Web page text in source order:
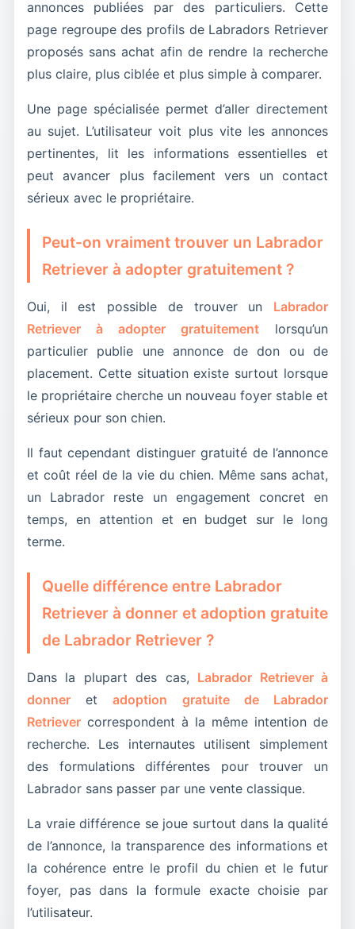
foyer. Traiter ce sujet dans la page renforce la
qualité éditoriale sans quitter l’intention
principale liée à l’adoption gratuite de Labrador
Retriever.
annonces publiées par des particuliers. Cette
page regroupe des profils de Labradors Retriever
proposés sans achat afin de rendre la recherche
plus claire, plus ciblée et plus simple à comparer.
Une page spécialisée permet d’aller directement
au sujet. L’utilisateur voit plus vite les annonces
pertinentes, lit les informations essentielles et
peut avancer plus facilement vers un contact
sérieux avec le propriétaire.
Peut-on vraiment trouver un Labrador
Retriever à adopter gratuitement ?
Oui, il est possible de trouver un Labrador
Retriever à adopter gratuitement lorsqu’un
particulier publie une annonce de don ou de
placement. Cette situation existe surtout lorsque
le propriétaire cherche un nouveau foyer stable et
sérieux pour son chien.
Il faut cependant distinguer gratuité de l’annonce
et coût réel de la vie du chien. Même sans achat,
un Labrador reste un engagement concret en
temps, en attention et en budget sur le long
terme.
Quelle différence entre Labrador
Retriever à donner et adoption gratuite
de Labrador Retriever ?
Dans la plupart des cas, Labrador Retriever à
donner etadoption gratuite de Labrador
Retriever correspondent à la même intention de
recherche. Les internautes utilisent simplement
des formulations différentes pour trouver un
Labrador sans passer par une vente classique.
La vraie différence se joue surtout dans la qualité
de l’annonce, la transparence des informations et
la cohérence entre le profil du chien et le futur
foyer, pas dans la formule exacte choisie par
l’utilisateur.